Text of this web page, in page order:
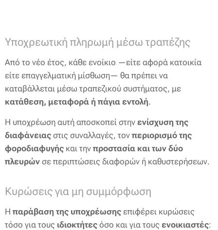
Υποχρεωτική πληρωμή μέσω τραπέζης
Από το νέο έτος, κάθε ενοίκιο —είτε αφορά κατοικία
είτε επαγγελματική μίσθωση— θα πρέπει να
καταβάλλεται μέσω τραπεζικού συστήματος, με
κατάθεση, μεταφορά ή πάγια εντολή.
Η υποχρέωση αυτή αποσκοπεί στην ενίσχυση της
διαφάνειας στις συναλλαγές, τον περιορισμό της
φοροδιαφυγής και την προστασία και των δύο
πλευρών σε περιπτώσεις διαφορών ή καθυστερήσεων.
Κυρώσεις για μη συμμόρφωση
Η παράβαση της υποχρέωσης επιφέρει κυρώσεις
τόσο για τους ιδιοκτήτες όσο και για τους ενοικιαστές: